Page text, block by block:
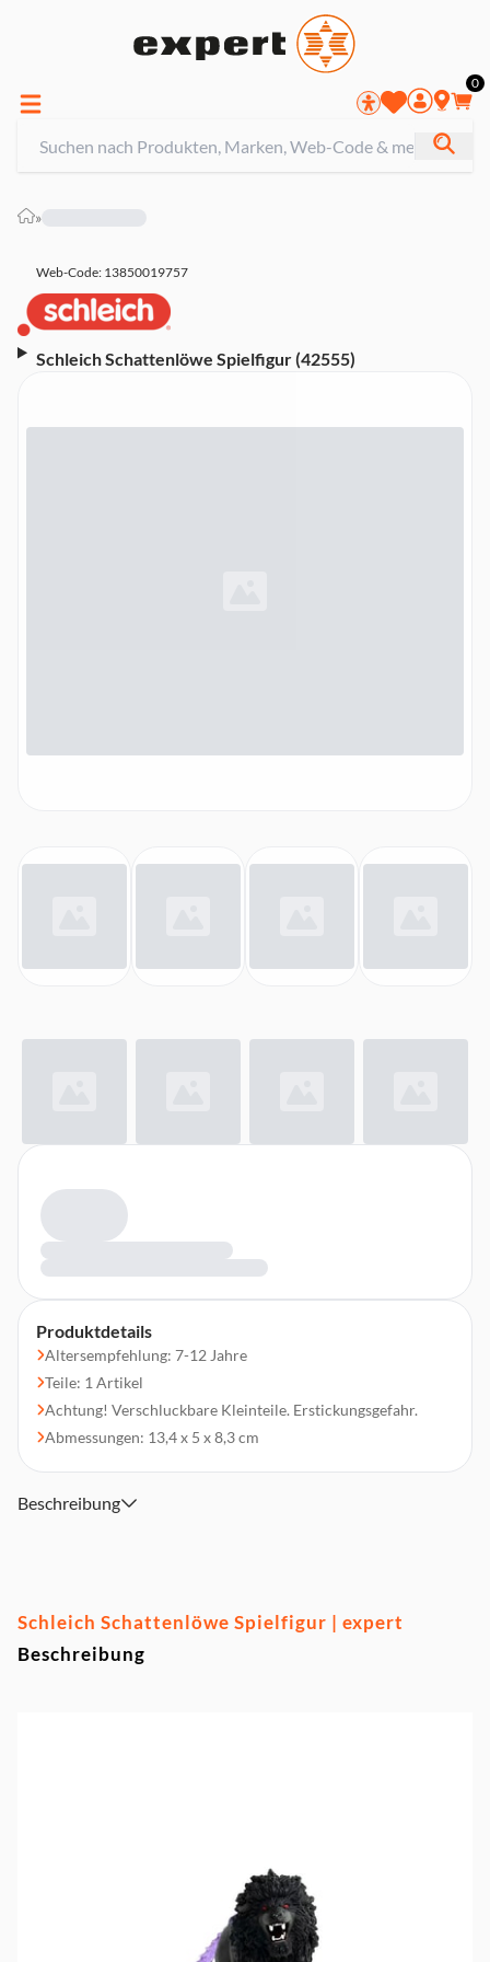
0
»
Web-Code: 13850019757
Schleich Schattenlöwe Spielfigur (42555)
Produktdetails
Altersempfehlung: 7-12 Jahre
Teile: 1 Artikel
Achtung! Verschluckbare Kleinteile. Erstickungsgefahr.
Abmessungen: 13,4 x 5 x 8,3 cm
Beschreibung
Schleich Schattenlöwe Spielfigur | expert
Beschreibung